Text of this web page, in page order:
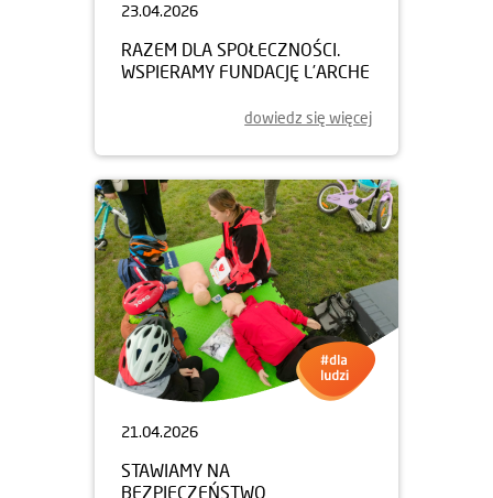
23.04.2026
RAZEM DLA SPOŁECZNOŚCI.
WSPIERAMY FUNDACJĘ L’ARCHE
dowiedz się więcej
21.04.2026
STAWIAMY NA
BEZPIECZEŃSTWO